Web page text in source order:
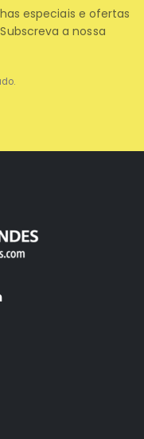
especiais e ofertas
a nossa